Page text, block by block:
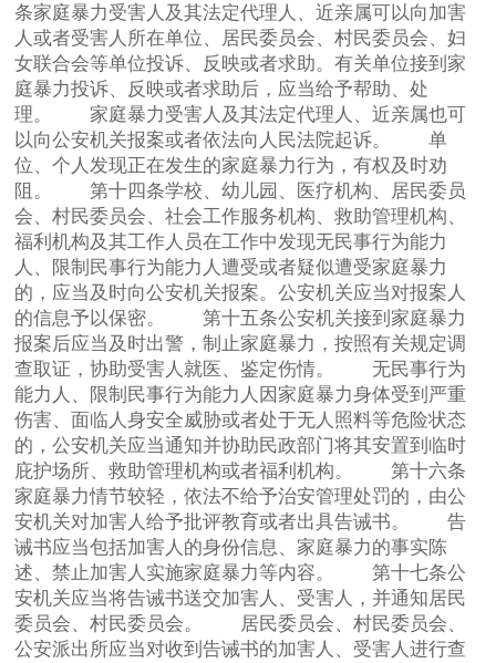
条家庭暴力受害人及其法定代理人、近亲属可以向加害
人或者受害人所在单位、居民委员会、村民委员会、妇
女联合会等单位投诉、反映或者求助。有关单位接到家
庭暴力投诉、反映或者求助后，应当给予帮助、处
理。 家庭暴力受害人及其法定代理人、近亲属也可
以向公安机关报案或者依法向人民法院起诉。 单
位、个人发现正在发生的家庭暴力行为，有权及时劝
阻。 第十四条学校、幼儿园、医疗机构、居民委员
会、村民委员会、社会工作服务机构、救助管理机构、
福利机构及其工作人员在工作中发现无民事行为能力
人、限制民事行为能力人遭受或者疑似遭受家庭暴力
的，应当及时向公安机关报案。公安机关应当对报案人
的信息予以保密。 第十五条公安机关接到家庭暴力
报案后应当及时出警，制止家庭暴力，按照有关规定调
查取证，协助受害人就医、鉴定伤情。 无民事行为
能力人、限制民事行为能力人因家庭暴力身体受到严重
伤害、面临人身安全威胁或者处于无人照料等危险状态
的，公安机关应当通知并协助民政部门将其安置到临时
庇护场所、救助管理机构或者福利机构。 第十六条
家庭暴力情节较轻，依法不给予治安管理处罚的，由公
安机关对加害人给予批评教育或者出具告诫书。 告
诫书应当包括加害人的身份信息、家庭暴力的事实陈
述、禁止加害人实施家庭暴力等内容。 第十七条公
安机关应当将告诫书送交加害人、受害人，并通知居民
委员会、村民委员会。 居民委员会、村民委员会、
公安派出所应当对收到告诫书的加害人、受害人进行查